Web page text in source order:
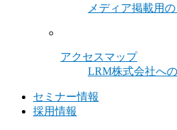
メディア掲載用
アクセスマップ
LRM株式会社へ
セミナー情報
採用情報